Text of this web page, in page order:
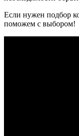
Если нужен подбор
поможем с выбором!